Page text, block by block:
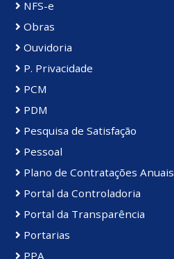
NFS-e
Obras
Ouvidoria
P. Privacidade
PCM
PDM
Pesquisa de Satisfação
Pessoal
Plano de Contratações Anuais
Portal da Controladoria
Portal da Transparência
Portarias
PPA